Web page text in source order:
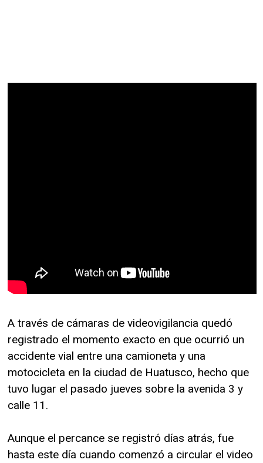
A través de cámaras de videovigilancia quedó
registrado el momento exacto en que ocurrió un
accidente vial entre una camioneta y una
motocicleta en la ciudad de Huatusco, hecho que
tuvo lugar el pasado jueves sobre la avenida 3 y
calle 11.
Aunque el percance se registró días atrás, fue
hasta este día cuando comenzó a circular el video